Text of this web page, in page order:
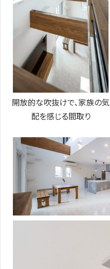
開放的な吹抜けで、家族の気
配を感じる間取り